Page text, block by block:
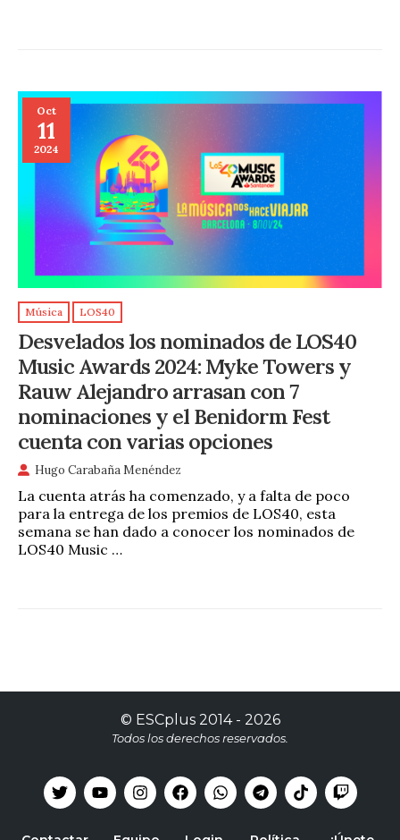
Oct
11
2024
Música LOS40
Desvelados los nominados de LOS40
Music Awards 2024: Myke Towers y
Rauw Alejandro arrasan con 7
nominaciones y el Benidorm Fest
cuenta con varias opciones
Hugo Carabaña Menéndez
La cuenta atrás ha comenzado, y a falta de poco
para la entrega de los premios de LOS40, esta
semana se han dado a conocer los nominados de
LOS40 Music …
© ESCplus2014 - 2026
Todos los derechos reservados.